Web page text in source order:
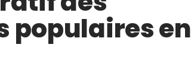
populaires en